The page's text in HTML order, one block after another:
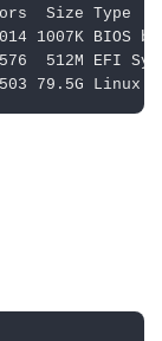
Size Type
1007K BIOS
512M EFI